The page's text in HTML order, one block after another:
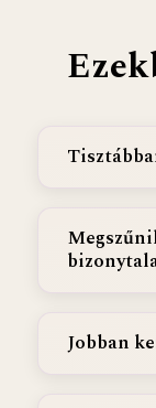
Jobban